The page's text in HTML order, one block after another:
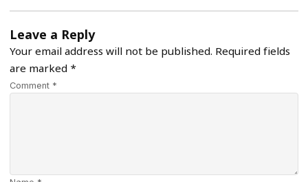
Leave a Reply
Your email address will not be published. Required fields
are marked *
Comment *